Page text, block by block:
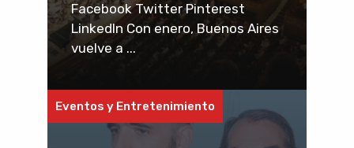
Facebook Twitter Pinterest
LinkedIn Con enero, Buenos Aires
vuelve a ...
Eventos y Entretenimiento